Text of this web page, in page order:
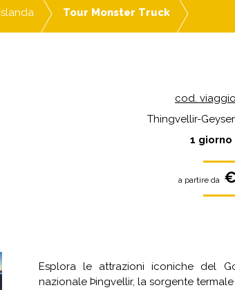
Islanda Tour Monster Truck
cod.
Thingvellir-
1
a partire da
Esplora le attrazioni iconiche del
nazionale Þingvellir, la sorgente